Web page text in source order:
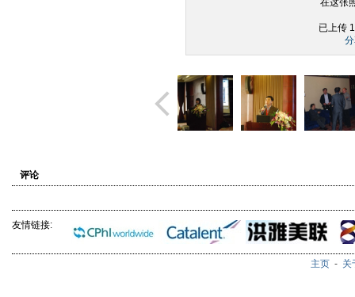
在这张
已上传
评论
友情链接:
主页 - 关